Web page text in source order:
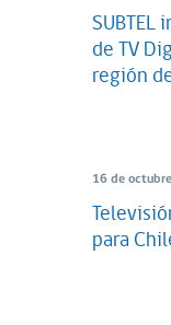
SUBTEL
de TV
región
16 de
para